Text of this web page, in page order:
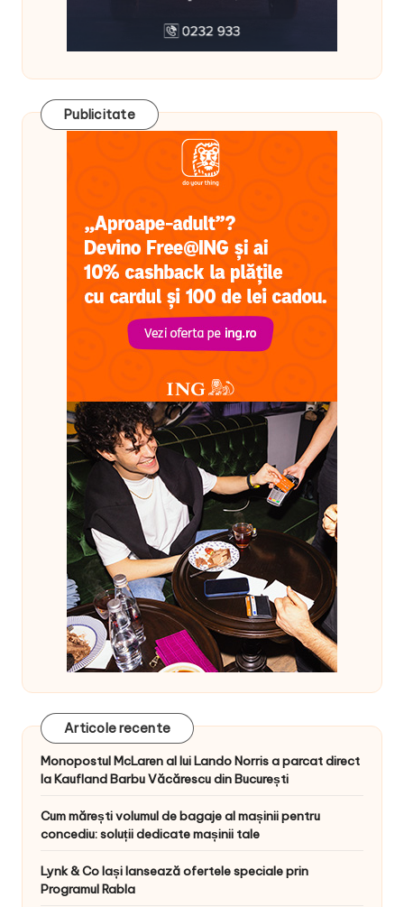
Publicitate
Articole recente
Monopostul McLaren al lui Lando Norris a parcat direct
la Kaufland Barbu Văcărescu din București
Cum mărești volumul de bagaje al mașinii pentru
concediu: soluții dedicate mașinii tale
Lynk & Co Iași lansează ofertele speciale prin
Programul Rabla